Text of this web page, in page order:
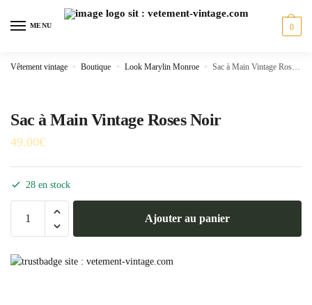
MENU 0
Vêtement vintage » Boutique » Look Marylin Monroe » Sac à Main Vintage Roses Noir
Sac à Main Vintage Roses Noir
49.00€
28 en stock
à
Ajouter au panier